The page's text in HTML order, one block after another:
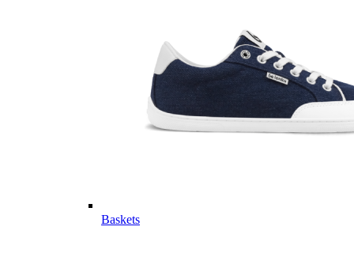
Baskets